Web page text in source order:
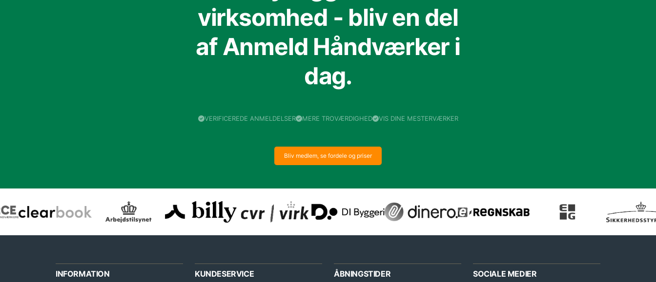
virksomhed - bliv en del
af Anmeld Håndværker i
dag.
VERIFICEREDE ANMELDELSER MERE TROVÆRDIGHED VIS DINE MESTERVÆRKER
Bliv medlem, se fordele og priser
INFORMATION KUNDESERVICE ÅBNINGSTIDER SOCIALE MEDIER